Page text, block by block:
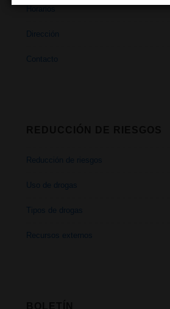
Dirección
Contacto
Reducción de riesgos
Uso de drogas
Tipos de drogas
Recursos externos